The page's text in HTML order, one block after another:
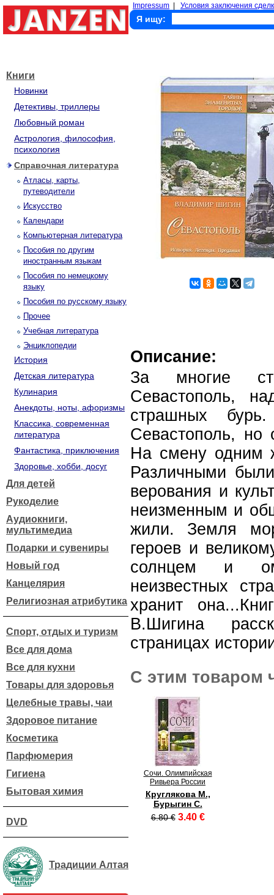
Impressum Условия заключения
Я ищу:
Книги
Новинки
Детективы, триллеры
Любовный роман
Астрология, философия,
психология
Справочная литература
Атласы, карты,
путеводители
Искусство
Календари
Компьютерная литература
Пособия по другим
иностранным языкам
Пособия по немецкому
языку
Пособия по русскому языку
Прочее
Учебная литература
Энциклопедии
История
Детская литература
Кулинария
Анекдоты, ноты, афоризмы
Классика, современная
литература
Фантастика, приключения
Здоровье, хобби, досуг
Для детей
Рукоделие
Аудиокниги,
мультимедиа
Подарки и сувениры
Новый год
Канцелярия
Религиозная атрибутика
Спорт, отдых и туризм
Все для дома
Все для кухни
Товары для здоровья
Целебные травы, чаи
Здоровое питание
Косметика
Парфюмерия
Гигиена
Бытовая химия
DVD
Традиции Алтая
Описание:
За многие
Севастополь,
страшных
Севастополь, но
На смену одним
Различными
верования и
неизменным и
жили. Земля
героев и
солнцем и
неизвестных
хранит
В.Шигина
страницах
С этим товаром
Сочи. Олимпийская
Ривьера России
Круглякова М.,
Бурыгин С.
6.80 € 3.40 €